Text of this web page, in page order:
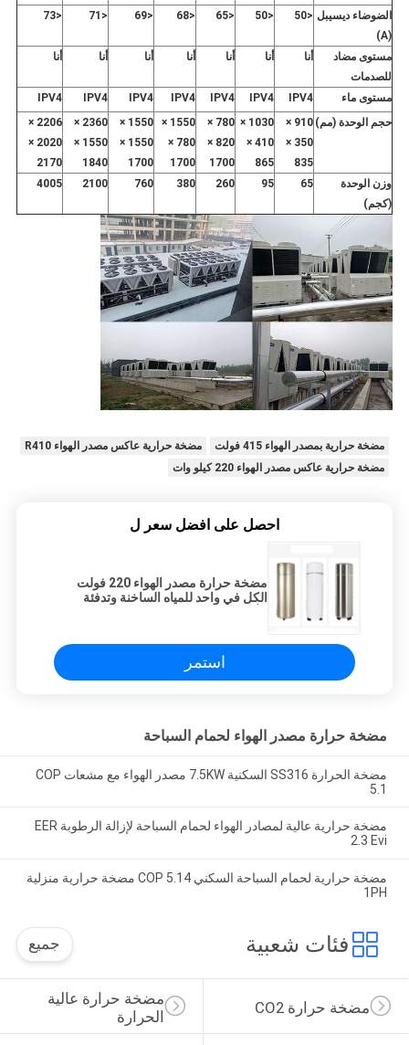
الضوضاء ديسيبل
(A)
<50
<50
<65
<68
<69
<71
<73
مستوى مضاد
للصدمات
أنا أنا أنا أنا أنا أنا أنا
مستوى ماء IPV4
IPV4
IPV4
IPV4
IPV4
IPV4
IPV4
حجم الوحدة (مم)
910 ×
350 ×
835
1030 ×
410 ×
865
780 ×
820 ×
1700
1550 ×
780 ×
1700
1550 ×
1550 ×
1700
2360 ×
1550 ×
1840
2206 ×
2020 ×
2170
وزن الوحدة
(كجم)
65
95
260
380
760
2100
4005
مضخة حرارية بمصدر الهواء 415 فولت
مضخة حرارية عاكس مصدر الهواء R410
مضخة حرارية عاكس مصدر الهواء 220 كيلو وات
احصل على افضل سعر ل
مضخة حرارة مصدر الهواء 220 فولت
الكل في واحد للمياه الساخنة وتدفئة
استمر
مضخة حرارة مصدر الهواء لحمام السباحة
مضخة الحرارة SS316 السكنية 7.5KW مصدر الهواء مع مشعات COP
5.1
مضخة حرارية عالية لمصادر الهواء لحمام السباحة لإزالة الرطوبة EER
2.3 Evi
مضخة حرارية لحمام السباحة السكني COP 5.14 مضخة حرارية منزلية
1PH
فئات شعبية جميع
مضخة حرارة عالية
الحرارة
مضخة حرارة CO2